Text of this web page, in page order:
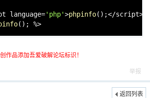
language='php'>phpinfo
();
作品添加吾爱破解论坛标识！
举报
返回列表